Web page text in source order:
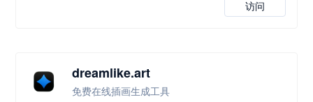
访问
dreamlike.art
免费在线插画生成工具